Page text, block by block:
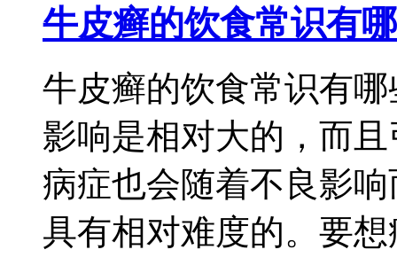
牛皮癣的饮食常识有哪
牛皮癣的饮食常识有
影响是相对大的，而
病症也会随着不良影
具有相对难度的。要